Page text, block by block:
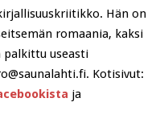
Hän on
romaania, kaksi
palkittu useasti
Kotisivut:
ja